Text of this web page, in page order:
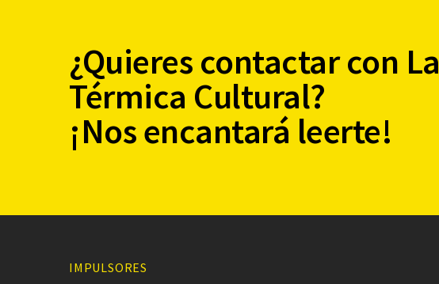
¿Quieres contactar con La
Térmica Cultural?
¡Nos encantará leerte!
IMPULSORES